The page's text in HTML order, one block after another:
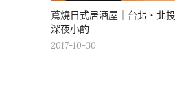
蔦燒日式居酒屋｜台北・北
深夜小酌
2017-10-30